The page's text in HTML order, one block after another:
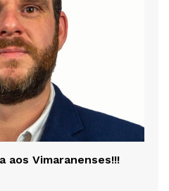
aos Vimaranenses!!!